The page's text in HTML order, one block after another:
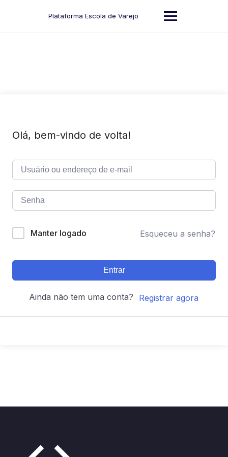
Plataforma Escola de Varejo
Olá, bem-vindo de volta!
Manter logado Esqueceu a senha?
Entrar
Ainda não tem uma conta? Registrar agora